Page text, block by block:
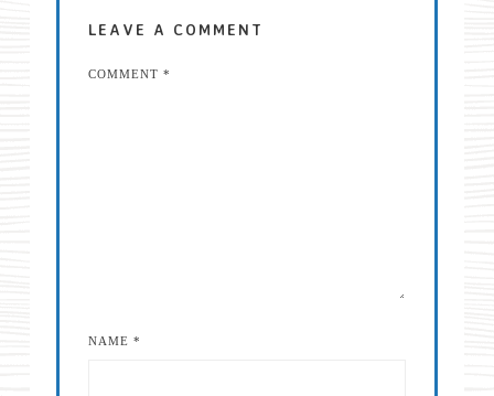
LEAVE A COMMENT
COMMENT *
NAME *